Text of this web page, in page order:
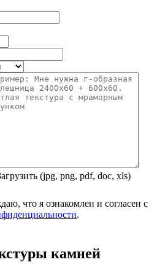
(jpg, png, pdf, doc, xls)
что я ознакомлен и согласен с
.
камней